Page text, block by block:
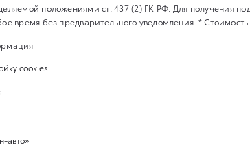
положениями ст. 437 (2) ГК РФ. Для получения
время без предварительного уведомления. * Стоимость
cookies
авто»